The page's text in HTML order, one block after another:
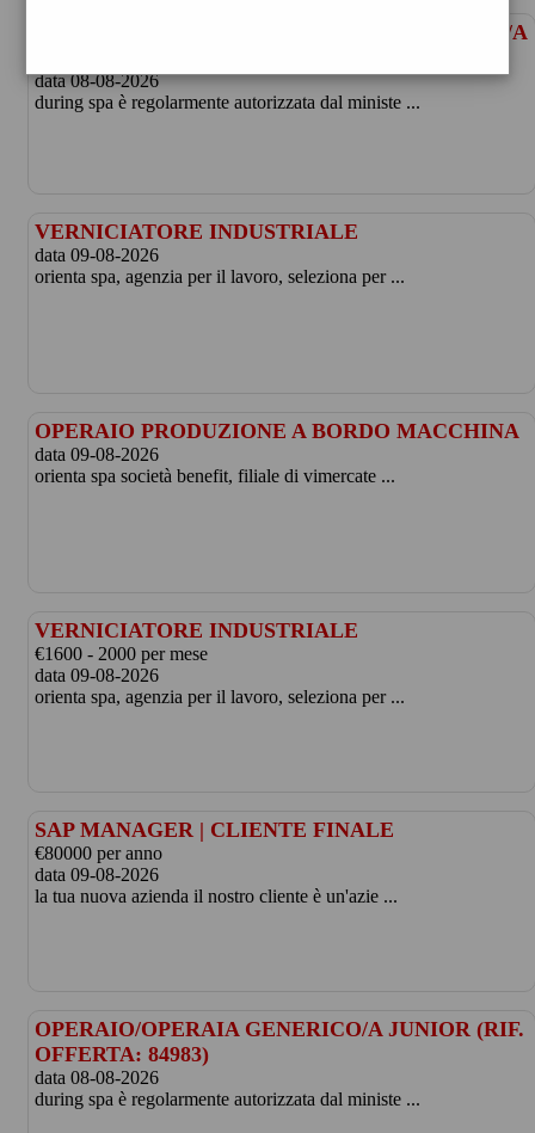
DISEGNATORE/DISEGNATRICE MECCANICO/A
data 08-08-2026
during spa è regolarmente autorizzata dal ministe ...
VERNICIATORE INDUSTRIALE
data 09-08-2026
orienta spa, agenzia per il lavoro, seleziona per ...
OPERAIO PRODUZIONE A BORDO MACCHINA
data 09-08-2026
orienta spa società benefit, filiale di vimercate ...
VERNICIATORE INDUSTRIALE
€1600 - 2000 per mese
data 09-08-2026
orienta spa, agenzia per il lavoro, seleziona per ...
SAP MANAGER | CLIENTE FINALE
€80000 per anno
data 09-08-2026
la tua nuova azienda il nostro cliente è un'azie ...
OPERAIO/OPERAIA GENERICO/A JUNIOR (RIF.
OFFERTA: 84983)
data 08-08-2026
during spa è regolarmente autorizzata dal ministe ...